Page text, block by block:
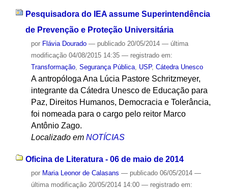
Pesquisadora do IEA assume Superintendência
de Prevenção e Proteção Universitária
por Flávia Dourado — publicado20/05/2014 — última
modificação04/08/2015 14:35 — registrado em:
Transformação, Segurança Pública, USP, Cátedra Unesco
A antropóloga Ana Lúcia Pastore Schritzmeyer,
integrante da Cátedra Unesco de Educação para
Paz, Direitos Humanos, Democracia e Tolerância,
foi nomeada para o cargo pelo reitor Marco
Antônio Zago.
Localizado em NOTÍCIAS
Oficina de Literatura - 06 de maio de 2014
por Maria Leonor de Calasans — publicado06/05/2014 —
última modificação20/05/2014 14:00 — registrado em: